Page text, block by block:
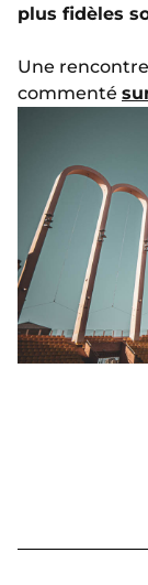
plus fidèles
Une
commenté